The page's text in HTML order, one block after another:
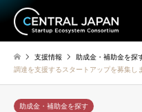
支援情報 助成金・補助金を探
調達を支援するスタートアップを募集し
助成金・補助金を探す